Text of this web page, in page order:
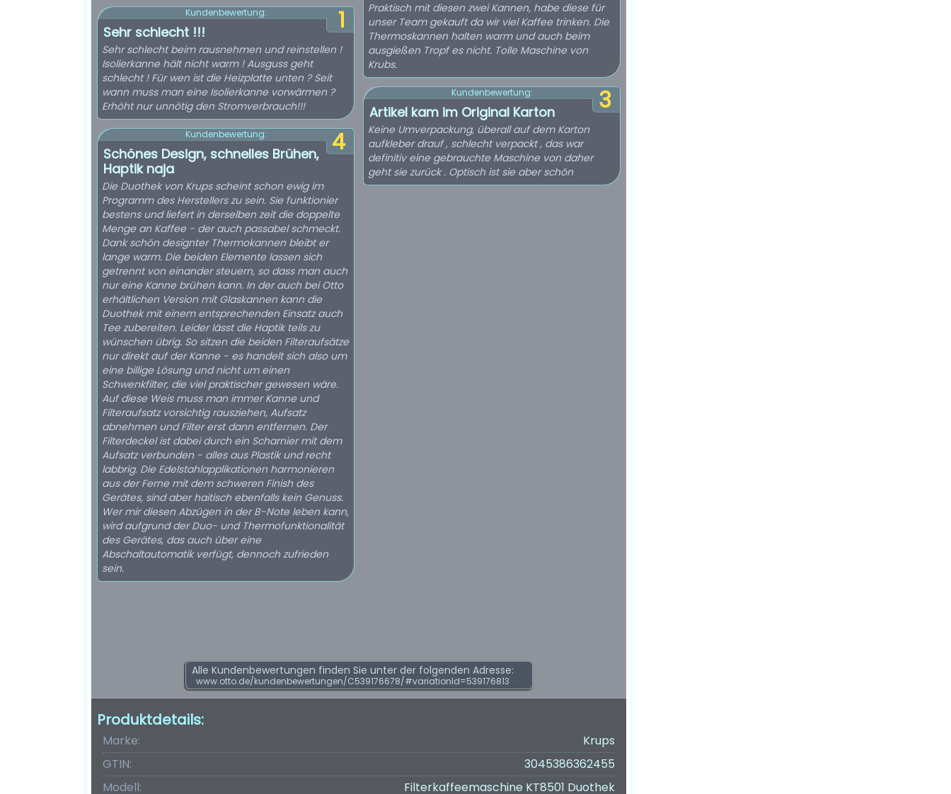
1
Kundenbewertung:
Sehr schlecht !!!
Sehr schlecht beim rausnehmen und reinstellen !
Isolierkanne hält nicht warm ! Ausguss geht
schlecht ! Für wen ist die Heizplatte unten ? Seit
wann muss man eine Isolierkanne vorwärmen ?
Erhöht nur unnötig den Stromverbrauch!!!
4
Kundenbewertung:
Schönes Design, schnelles Brühen,
Haptik naja
Die Duothek von Krups scheint schon ewig im
Programm des Herstellers zu sein. Sie funktionier
bestens und liefert in derselben zeit die doppelte
Menge an Kaffee - der auch passabel schmeckt.
Dank schön designter Thermokannen bleibt er
lange warm. Die beiden Elemente lassen sich
getrennt von einander steuern, so dass man auch
nur eine Kanne brühen kann. In der auch bei Otto
erhältlichen Version mit Glaskannen kann die
Duothek mit einem entsprechenden Einsatz auch
Tee zubereiten. Leider lässt die Haptik teils zu
wünschen übrig. So sitzen die beiden Filteraufsätze
nur direkt auf der Kanne - es handelt sich also um
eine billige Lösung und nicht um einen
Schwenkfilter, die viel praktischer gewesen wäre.
Auf diese Weis muss man immer Kanne und
Filteraufsatz vorsichtig rausziehen, Aufsatz
abnehmen und Filter erst dann entfernen. Der
Filterdeckel ist dabei durch ein Scharnier mit dem
Aufsatz verbunden - alles aus Plastik und recht
labbrig. Die Edelstahlapplikationen harmonieren
aus der Ferne mit dem schweren Finish des
Gerätes, sind aber haitisch ebenfalls kein Genuss.
Wer mir diesen Abzügen in der B-Note leben kann,
wird aufgrund der Duo- und Thermofunktionalität
des Gerätes, das auch über eine
Abschaltautomatik verfügt, dennoch zufrieden
sein.
Praktisch mit diesen zwei Kannen, habe diese für
unser Team gekauft da wir viel Kaffee trinken. Die
Thermoskannen halten warm und auch beim
ausgießen Tropf es nicht. Tolle Maschine von
Krubs.
3
Kundenbewertung:
Artikel kam im Original Karton
Keine Umverpackung, überall auf dem Karton
aufkleber drauf , schlecht verpackt , das war
definitiv eine gebrauchte Maschine von daher
geht sie zurück . Optisch ist sie aber schön
Alle Kundenbewertungen finden Sie unter der folgenden Adresse:
www.otto.de/kundenbewertungen/C539176678/#variationId=539176813
Produktdetails:
Marke:
Krups
GTIN:
3045386362455
Modell:
Filterkaffeemaschine KT8501 Duothek